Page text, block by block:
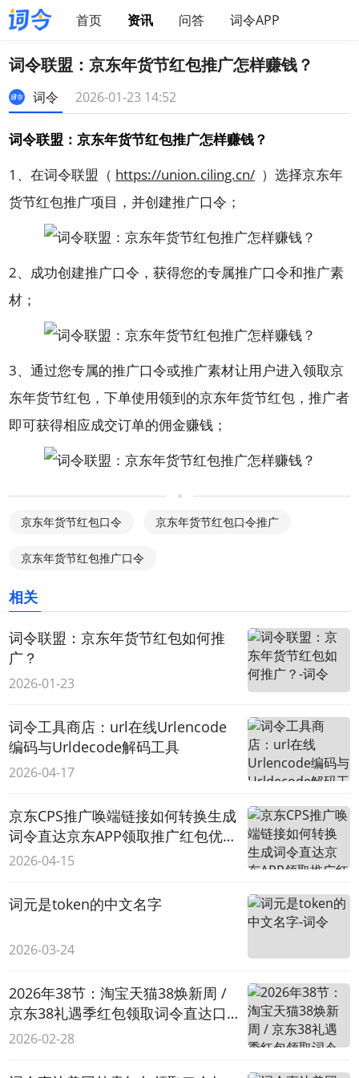
首页 资讯 问答 词令APP
词令联盟：京东年货节红包推广怎样赚钱？
词令 2026-01-23 14:52
词令联盟：京东年货节红包推广怎样赚钱？
1、在词令联盟（ https://union.ciling.cn/ ）选择京东年
货节红包推广项目，并创建推广口令；
2、成功创建推广口令，获得您的专属推广口令和推广素
材；
3、通过您专属的推广口令或推广素材让用户进入领取京
东年货节红包，下单使用领到的京东年货节红包，推广者
即可获得相应成交订单的佣金赚钱；
京东年货节红包口令 京东年货节红包口令推广
京东年货节红包推广口令
相关
词令联盟：京东年货节红包如何推
广？
2026-01-23
词令工具商店：url在线Urlencode
编码与Urldecode解码工具
2026-04-17
京东CPS推广唤端链接如何转换生成
词令直达京东APP领取推广红包优惠
券？
2026-04-15
词元是token的中文名字
2026-03-24
2026年38节：淘宝天猫38焕新周 /
京东38礼遇季红包领取词令直达口
令
2026-02-28